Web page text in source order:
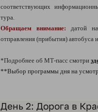
соответствующих
тура.
Обращаем внимание: датой
отправления (прибытия) автобуса
*Подробнее об МТ-пасс смотри
**Выбор программы дня на
День 2: Дорога в